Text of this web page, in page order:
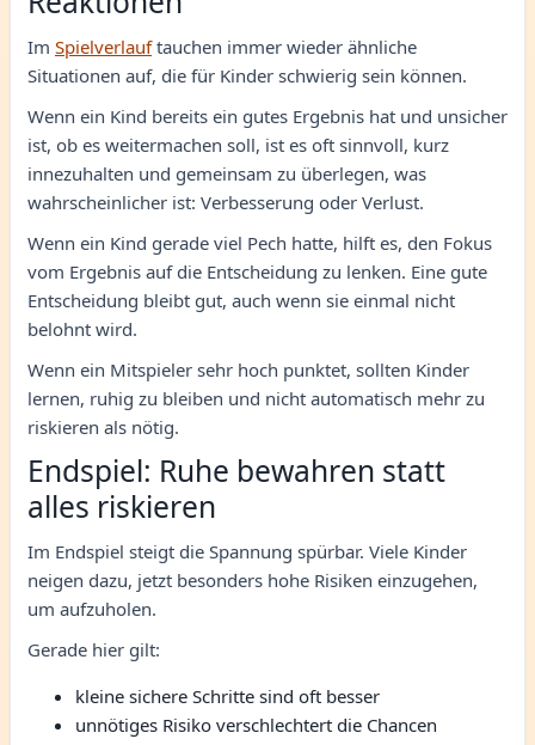
Im Spielverlauftauchen immer wieder ähnliche
Situationen auf, die für Kinder schwierig sein können.
Wenn ein Kind bereits ein gutes Ergebnis hat und unsicher
ist, ob es weitermachen soll, ist es oft sinnvoll, kurz
innezuhalten und gemeinsam zu überlegen, was
wahrscheinlicher ist: Verbesserung oder Verlust.
Wenn ein Kind gerade viel Pech hatte, hilft es, den Fokus
vom Ergebnis auf die Entscheidung zu lenken. Eine gute
Entscheidung bleibt gut, auch wenn sie einmal nicht
belohnt wird.
Wenn ein Mitspieler sehr hoch punktet, sollten Kinder
lernen, ruhig zu bleiben und nicht automatisch mehr zu
riskieren als nötig.
Endspiel: Ruhe bewahren statt
alles riskieren
Im Endspiel steigt die Spannung spürbar. Viele Kinder
neigen dazu, jetzt besonders hohe Risiken einzugehen,
um aufzuholen.
Gerade hier gilt:
kleine sichere Schritte sind oft besser
unnötiges Risiko verschlechtert die Chancen